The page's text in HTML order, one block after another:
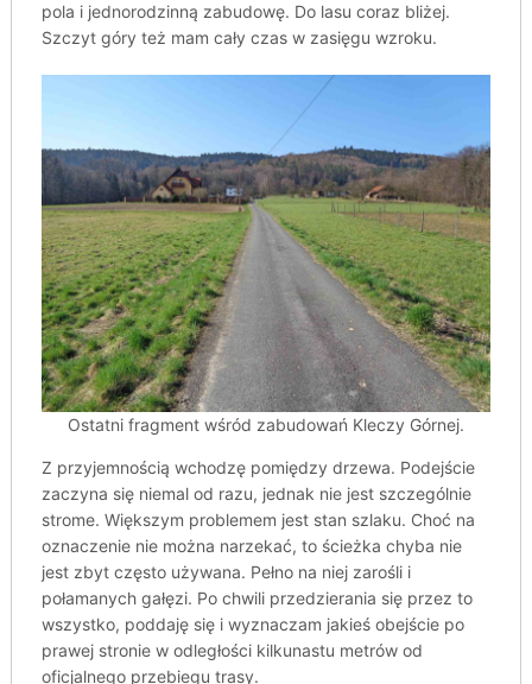
pola i jednorodzinną zabudowę. Do lasu coraz bliżej.
Szczyt góry też mam cały czas w zasięgu wzroku.
Ostatni fragment wśród zabudowań Kleczy Górnej.
Z przyjemnością wchodzę pomiędzy drzewa. Podejście
zaczyna się niemal od razu, jednak nie jest szczególnie
strome. Większym problemem jest stan szlaku. Choć na
oznaczenie nie można narzekać, to ścieżka chyba nie
jest zbyt często używana. Pełno na niej zarośli i
połamanych gałęzi. Po chwili przedzierania się przez to
wszystko, poddaję się i wyznaczam jakieś obejście po
prawej stronie w odległości kilkunastu metrów od
oficjalnego przebiegu trasy.